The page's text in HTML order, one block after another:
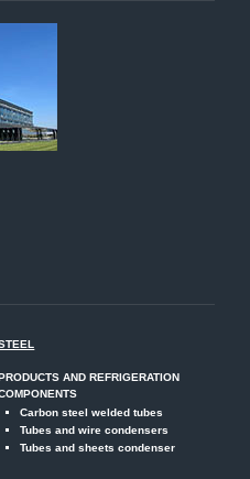
AND REFRIGERATION
Carbon steel welded tubes
Tubes and wire condensers
Tubes and sheets condenser